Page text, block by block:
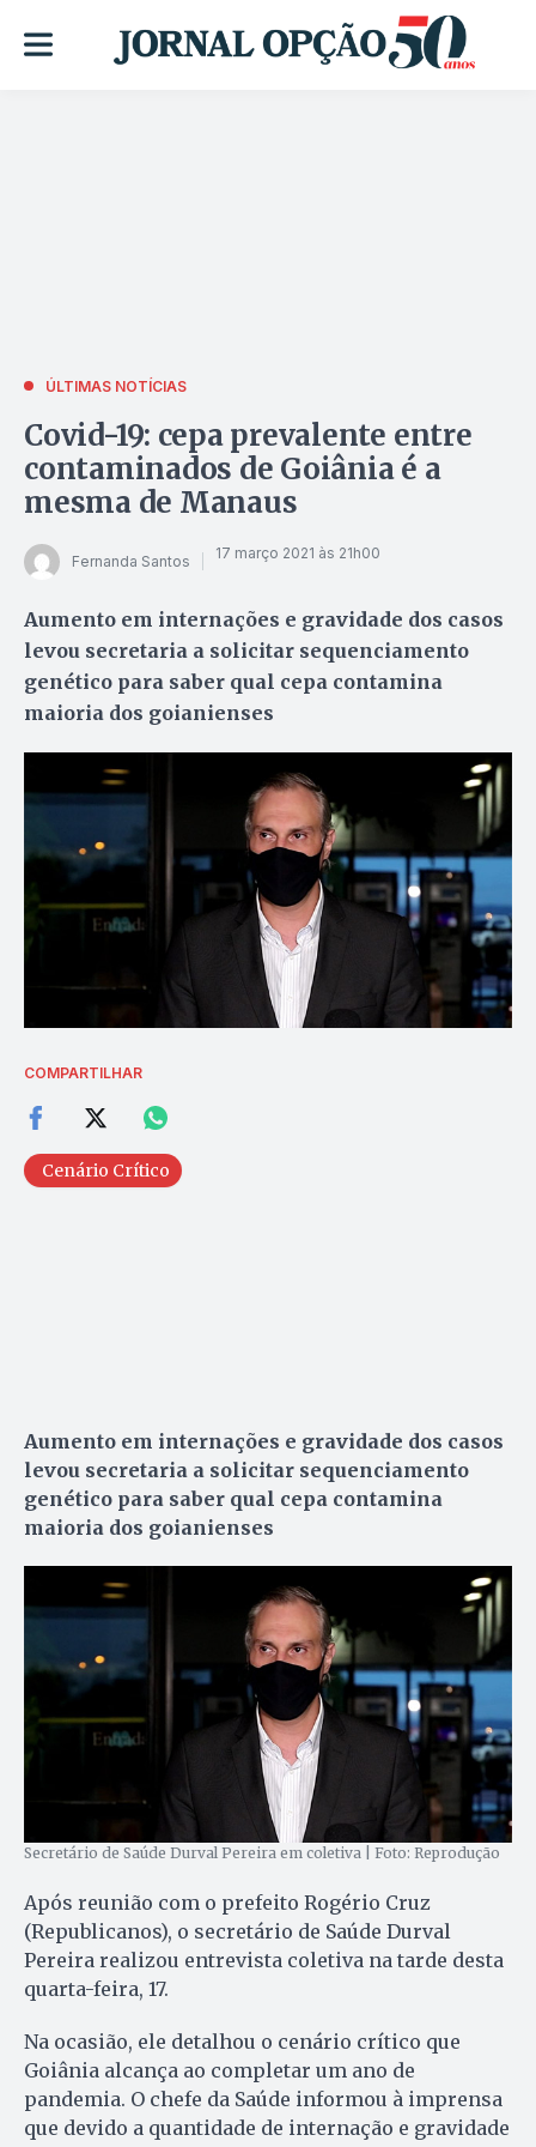
ÚLTIMAS NOTÍCIAS
Covid-19: cepa prevalente entre
contaminados de Goiânia é a
mesma de Manaus
Fernanda Santos 17 março 2021 às 21h00
Aumento em internações e gravidade dos casos
levou secretaria a solicitar sequenciamento
genético para saber qual cepa contamina
maioria dos goianienses
COMPARTILHAR
Cenário Crítico
Aumento em internações e gravidade dos casos
levou secretaria a solicitar sequenciamento
genético para saber qual cepa contamina
maioria dos goianienses
Secretário de Saúde Durval Pereira em coletiva | Foto: Reprodução
Após reunião com o prefeito Rogério Cruz
(Republicanos), o secretário de Saúde Durval
Pereira realizou entrevista coletiva na tarde desta
quarta-feira, 17.
Na ocasião, ele detalhou o cenário crítico que
Goiânia alcança ao completar um ano de
pandemia. O chefe da Saúde informou à imprensa
que devido a quantidade de internação e gravidade